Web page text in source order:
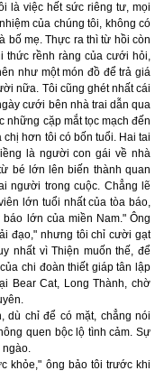
là việc hết sức riêng tư, mọi
của chúng tôi, không có
bố mẹ. Thực ra thì từ hồi còn
thức rềnh ràng của cưới hỏi,
như một món đồ để trả giá
nữa. Tôi cũng ghét nhất cái
cưới bên nhà trai dẫn qua
những cặp mắt tọc mạch đến
hơn tôi có bốn tuổi. Hai tai
là người con gái về nhà
bé lớn lên biến thành quan
người trong cuộc. Chẳng lẽ
lớn tuổi nhất của tòa báo,
lớn của miền Nam." Ông
đạo," nhưng tôi chỉ cười gạt
nhất vì Thiện muốn thế, để
chi đoàn thiết giáp tân lập
Bear Cat, Long Thành, chờ
dù chỉ để có mặt, chẳng nói
quen bộc lộ tình cảm. Sự
ngào.
khỏe," ông bảo tôi trước khi